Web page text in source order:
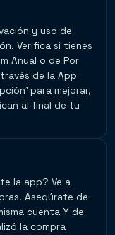
y uso de
Verifica si tienes
Anual o de Por
de la App
para mejorar,
al final de tu
la app? Ve a
Asegúrate de
cuenta Y de
la compra